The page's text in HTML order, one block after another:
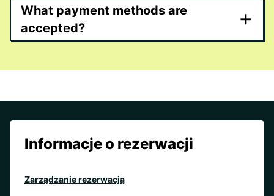
What payment methods are
accepted?
+
Informacje o rezerwacji
Zarządzanie rezerwacją